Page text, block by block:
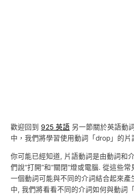
歡迎回到 925 英語 另一節關於英語動
中，我們將學習使用動詞「drop」的片
你可能已經知道, 片語動詞是由動詞和
們說“打開”和“關閉”燈或電腦. 從這些
一個動詞可能與不同的介詞結合起來產
中, 我們將看看不同的介詞如何與動詞